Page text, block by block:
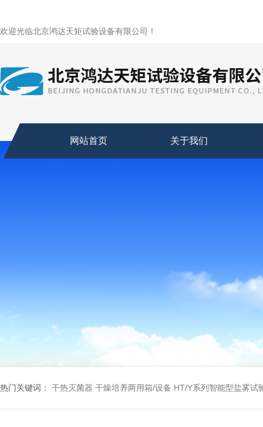
欢迎光临北京鸿达天矩试验设备有限公司！
网站首页 关于我们
热门关键词： 干热灭菌器 干燥培养两用箱/设备 HT/Y系列智能型盐雾试